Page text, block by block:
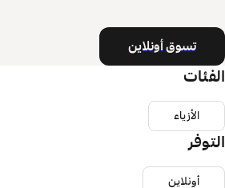
تسوق أونلاين
الفئات
الأزياء
التوفر
أونلاين